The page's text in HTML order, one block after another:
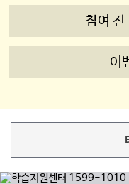
참여 전
이